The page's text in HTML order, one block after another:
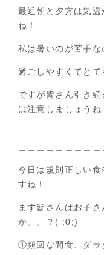
最近朝と夕方は気
ね！
私は暑いのが苦手
過ごしやすくてとて
ですが皆さん引き
は注意しましょうね
今日は規則正しい
すね！
まず皆さんはお子
か。。？( ;0;)
①頻回な間食、ダラ